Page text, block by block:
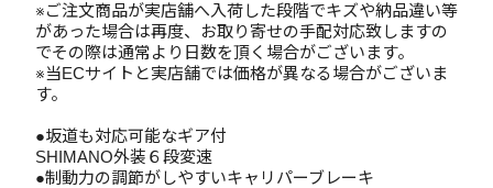
※ご注文商品が実店舗へ入荷した段階でキズや納品違い等
があった場合は再度、お取り寄せの手配対応致しますの
でその際は通常より日数を頂く場合がございます。
※当ECサイトと実店舗では価格が異なる場合がございま
す。
●坂道も対応可能なギア付
SHIMANO外装６段変速
●制動力の調節がしやすいキャリパーブレーキ